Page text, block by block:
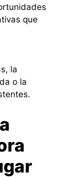
que
la
o la